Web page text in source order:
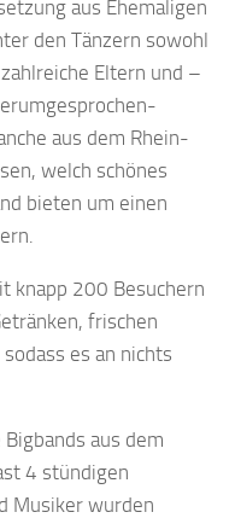
aus Ehemaligen
den Tänzern sowohl
Eltern und –
aus dem Rhein-
welch schönes
bieten um einen
knapp 200 Besuchern
frischen
es an nichts
aus dem
4 stündigen
Musiker wurden